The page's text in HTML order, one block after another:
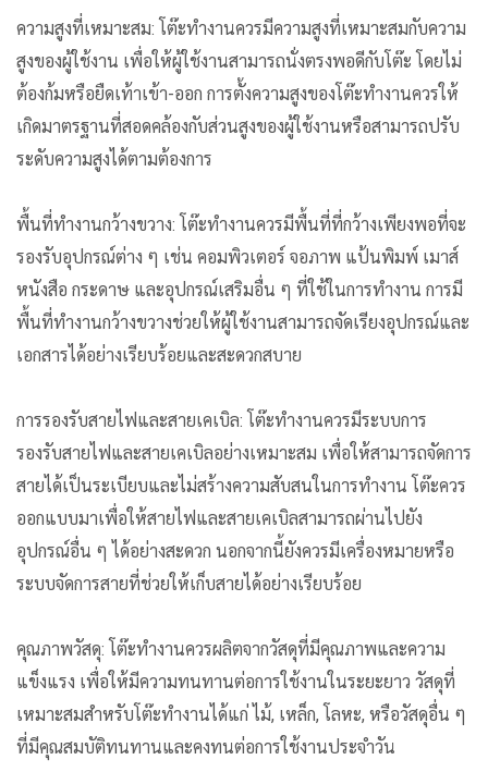
ความสูงที่เหมาะสม: โต๊ะทำงานควรมีความสูงที่เหมาะสมกับความ
สูงของผู้ใช้งาน เพื่อให้ผู้ใช้งานสามารถนั่งตรงพอดีกับโต๊ะ โดยไม่
ต้องก้มหรือยืดเท้าเข้า-ออก การตั้งความสูงของโต๊ะทำงานควรให้
เกิดมาตรฐานที่สอดคล้องกับส่วนสูงของผู้ใช้งานหรือสามารถปรับ
ระดับความสูงได้ตามต้องการ
พื้นที่ทำงานกว้างขวาง: โต๊ะทำงานควรมีพื้นที่ที่กว้างเพียงพอที่จะ
รองรับอุปกรณ์ต่าง ๆ เช่น คอมพิวเตอร์ จอภาพ แป้นพิมพ์ เมาส์
หนังสือ กระดาษ และอุปกรณ์เสริมอื่น ๆ ที่ใช้ในการทำงาน การมี
พื้นที่ทำงานกว้างขวางช่วยให้ผู้ใช้งานสามารถจัดเรียงอุปกรณ์และ
เอกสารได้อย่างเรียบร้อยและสะดวกสบาย
การรองรับสายไฟและสายเคเบิล: โต๊ะทำงานควรมีระบบการ
รองรับสายไฟและสายเคเบิลอย่างเหมาะสม เพื่อให้สามารถจัดการ
สายได้เป็นระเบียบและไม่สร้างความสับสนในการทำงาน โต๊ะควร
ออกแบบมาเพื่อให้สายไฟและสายเคเบิลสามารถผ่านไปยัง
อุปกรณ์อื่น ๆ ได้อย่างสะดวก นอกจากนี้ยังควรมีเครื่องหมายหรือ
ระบบจัดการสายที่ช่วยให้เก็บสายได้อย่างเรียบร้อย
คุณภาพวัสดุ: โต๊ะทำงานควรผลิตจากวัสดุที่มีคุณภาพและความ
แข็งแรง เพื่อให้มีความทนทานต่อการใช้งานในระยะยาว วัสดุที่
เหมาะสมสำหรับโต๊ะทำงานได้แก่ ไม้, เหล็ก, โลหะ, หรือวัสดุอื่น ๆ
ที่มีคุณสมบัติทนทานและคงทนต่อการใช้งานประจำวัน